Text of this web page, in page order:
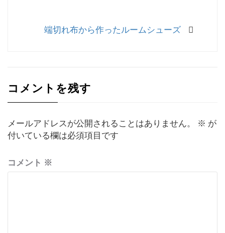
シ
ョ
ン
次
端切れ布から作ったルームシューズ
コメントを残す
メールアドレスが公開されることはありません。 ※ が
付いている欄は必須項目です
コメント ※